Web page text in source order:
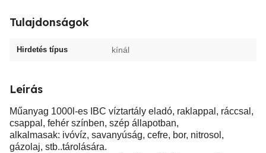
Tulajdonságok
Hirdetés típus kínál
Leírás
Műanyag 1000l-es IBC víztartály eladó, raklappal, ráccsal,
csappal, fehér színben, szép állapotban,
alkalmasak: ivóvíz, savanyúság, cefre, bor, nitrosol,
gázolaj, stb..tárolására.